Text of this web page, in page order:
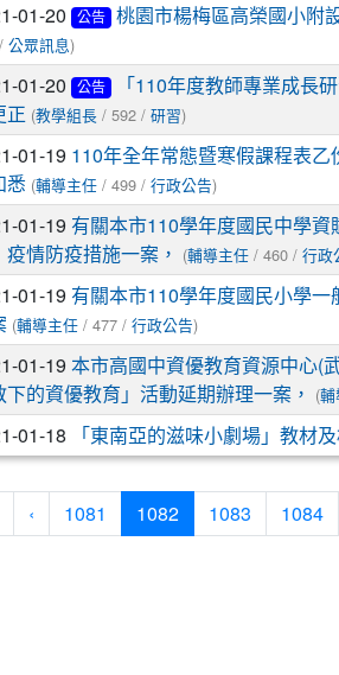
01-20 公告 桃園市楊梅區高榮國小附
公眾訊息)
01-20 公告
「110年度教師專業成長
正 (教學組長 / 592 / 研習)
01-19 110年全年常態暨寒假課程表
悉 (輔導主任 / 499 / 行政公告)
01-19 有關本市110學年度國民中學
疫情防疫措施一案，
(輔導主任 / 460 / 行政
01-19 有關本市110學年度國民小學
(輔導主任 / 477 / 行政公告)
01-19 本市高國中資優教育資源中心(
下的資優教育」活動延期辦理一案， (輔
01-18 「東南亞的滋味小劇場」教材
‹ 1081 1082(current)
1083 1084